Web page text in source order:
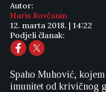
Autor:
Haris Rovčanin
12. marta 2018. | 14:22
Podjeli članak:
Spaho Muhović,
imunitet od krivičnog